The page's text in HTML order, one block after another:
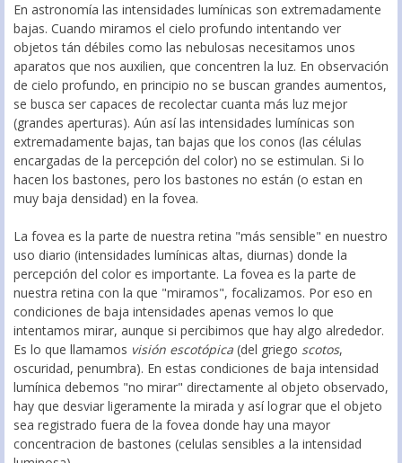
En astronomía las intensidades lumínicas son extremadamente
bajas. Cuando miramos el cielo profundo intentando ver
objetos tán débiles como las nebulosas necesitamos unos
aparatos que nos auxilien, que concentren la luz. En observación
de cielo profundo, en principio no se buscan grandes aumentos,
se busca ser capaces de recolectar cuanta más luz mejor
(grandes aperturas). Aún así las intensidades lumínicas son
extremadamente bajas, tan bajas que los conos (las células
encargadas de la percepción del color) no se estimulan. Si lo
hacen los bastones, pero los bastones no están (o estan en
muy baja densidad) en la fovea.
La fovea es la parte de nuestra retina "más sensible" en nuestro
uso diario (intensidades lumínicas altas, diurnas) donde la
percepción del color es importante. La fovea es la parte de
nuestra retina con la que "miramos", focalizamos. Por eso en
condiciones de baja intensidades apenas vemos lo que
intentamos mirar, aunque si percibimos que hay algo alrededor.
Es lo que llamamos visión escotópica (del griego scotos,
oscuridad, penumbra). En estas condiciones de baja intensidad
lumínica debemos "no mirar" directamente al objeto observado,
hay que desviar ligeramente la mirada y así lograr que el objeto
sea registrado fuera de la fovea donde hay una mayor
concentracion de bastones (celulas sensibles a la intensidad